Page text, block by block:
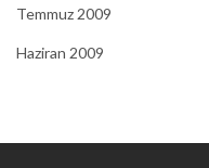
Temmuz 2009
Haziran 2009